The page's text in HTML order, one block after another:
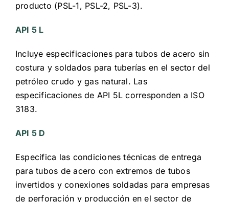
producto (PSL-1, PSL-2, PSL-3).
API 5 L
Incluye especificaciones para tubos de acero sin
costura y soldados para tuberías en el sector del
petróleo crudo y gas natural. Las
especificaciones de API 5L corresponden a ISO
3183.
API 5 D
Especifica las condiciones técnicas de entrega
para tubos de acero con extremos de tubos
invertidos y conexiones soldadas para empresas
de perforación y producción en el sector de